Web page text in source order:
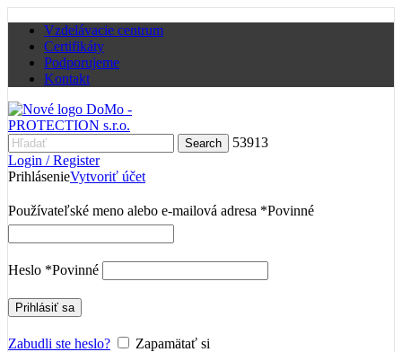
Vzdelávacie centrum
Certifikáty
Podporujeme
Kontakt
Search
53913
Login / Register
PrihlásenieVytvoriť účet
Používateľské meno alebo e-mailová adresa *Povinné
Heslo *Povinné
Prihlásiť sa
Zabudli ste heslo? Zapamätať si